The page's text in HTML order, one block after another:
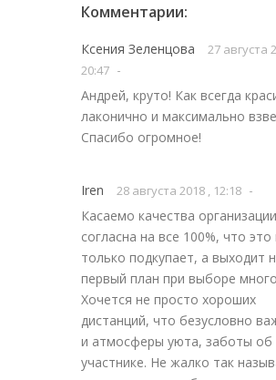
Комментарии:
Ксения Зеленцова
27 августа
20:47 -
Андрей, круто! Как всегда
лаконично и максимально
Спасибо огромное!
Iren 28 августа 2018 , 12:18 -
Касаемо качества
согласна на все 100%, что это
только подкупает, а выходит
первый план при выборе
Хочется не просто хороших
дистанций, что безусловно
и атмосферы уюта, заботы об
участнике. Не жалко так